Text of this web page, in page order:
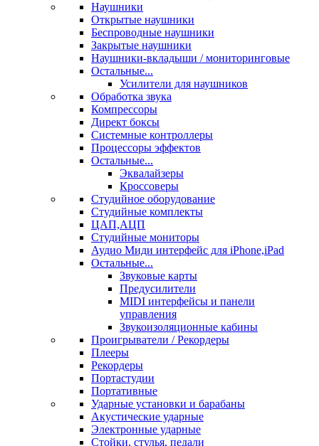
Наушники
Открытые наушники
Беспроводные наушники
Закрытые наушники
Наушники-вкладыши / мониторинговые
Остальные...
Усилители для наушников
Обработка звука
Компрессоры
Директ боксы
Системные контроллеры
Процессоры эффектов
Остальные...
Эквалайзеры
Кроссоверы
Студийное оборудование
Студийные комплекты
ЦАП,АЦП
Студийные мониторы
Аудио Миди интерфейс для iPhone,iPad
Остальные...
Звуковые карты
Предусилители
MIDI интерфейсы и панели
управления
Звукоизоляционные кабины
Проигрыватели / Рекордеры
Плееры
Рекордеры
Портастудии
Портативные
Ударные установки и барабаны
Акустические ударные
Электронные ударные
Стойки, стулья, педали